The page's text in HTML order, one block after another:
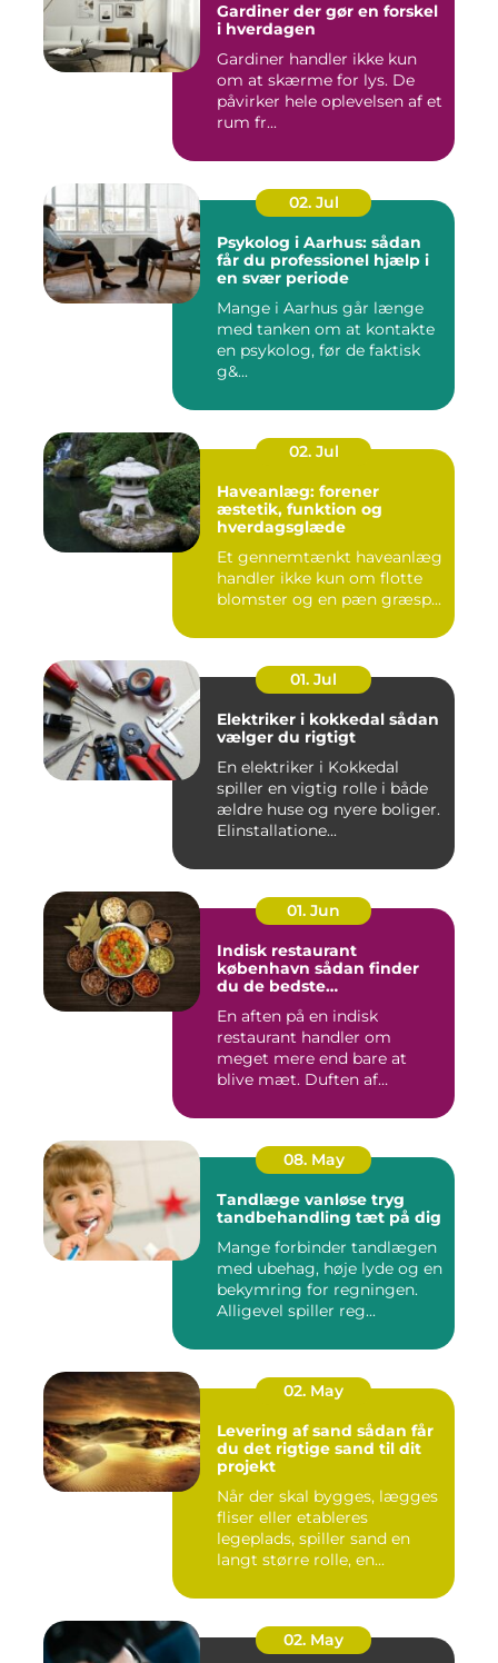
Gardiner der gør en forskel
i hverdagen
Gardiner handler ikke kun
om at skærme for lys. De
påvirker hele oplevelsen af et
rum fr...
02. Jul
Psykolog i Aarhus: sådan
får du professionel hjælp i
en svær periode
Mange i Aarhus går længe
med tanken om at kontakte
en psykolog, før de faktisk
g&...
02. Jul
Haveanlæg: forener
æstetik, funktion og
hverdagsglæde
Et gennemtænkt haveanlæg
handler ikke kun om flotte
blomster og en pæn græsp...
01. Jul
Elektriker i kokkedal sådan
vælger du rigtigt
En elektriker i Kokkedal
spiller en vigtig rolle i både
ældre huse og nyere boliger.
Elinstallatione...
01. Jun
Indisk restaurant
københavn sådan finder
du de bedste
En aften på en indisk
restaurant handler om
meget mere end bare at
blive mæt. Duften af
08. May
Tandlæge vanløse tryg
tandbehandling tæt på dig
Mange forbinder tandlægen
med ubehag, høje lyde og en
bekymring for regningen.
Alligevel spiller reg...
02. May
Levering af sand sådan får
du det rigtige sand til dit
projekt
Når der skal bygges, lægges
fliser eller etableres
legeplads, spiller sand en
langt større rolle, en...
02. May